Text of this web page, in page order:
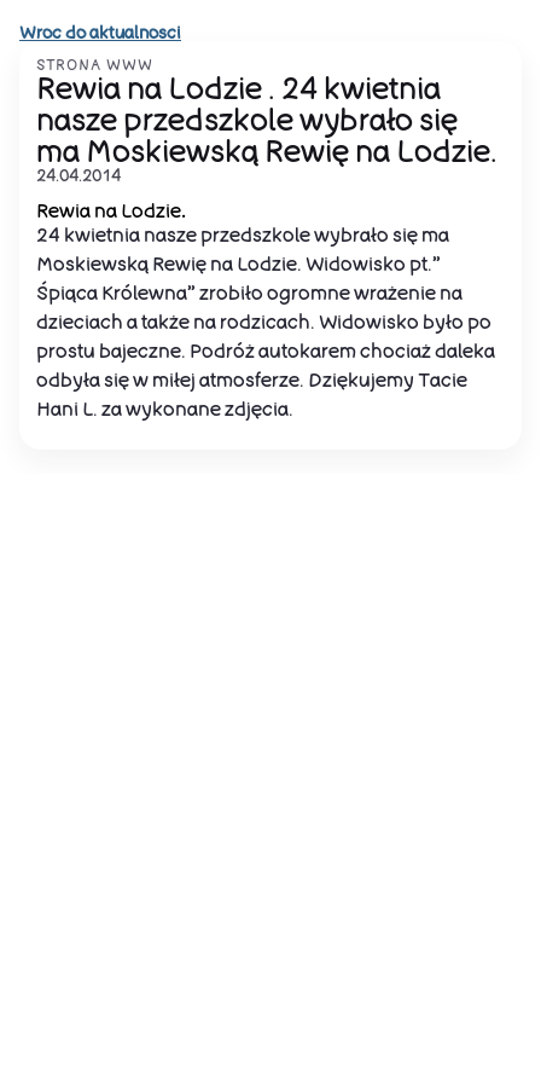
Wroc do aktualnosci
STRONA WWW
Rewia na Lodzie . 24 kwietnia
nasze przedszkole wybrało się
ma Moskiewską Rewię na Lodzie.
24.04.2014
Rewia na Lodzie.
24 kwietnia nasze przedszkole wybrało się ma
Moskiewską Rewię na Lodzie. Widowisko pt.”
Śpiąca Królewna” zrobiło ogromne wrażenie na
dzieciach a także na rodzicach. Widowisko było po
prostu bajeczne. Podróż autokarem chociaż daleka
odbyła się w miłej atmosferze. Dziękujemy Tacie
Hani L. za wykonane zdjęcia.